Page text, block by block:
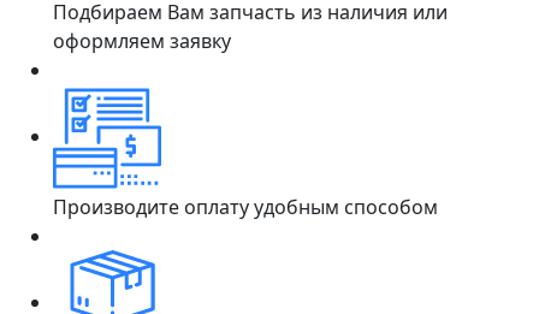
Подбираем Вам запчасть из наличия или
оформляем заявку
Производите оплату удобным способом